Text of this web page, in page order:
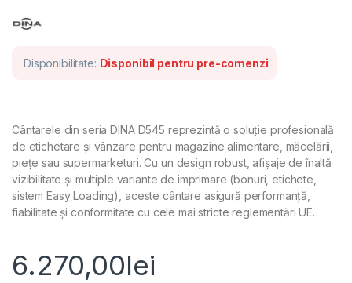
Disponibilitate: Disponibil pentru pre-comenzi
Cântarele din seria DINA D545 reprezintă o soluție profesională
de etichetare și vânzare pentru magazine alimentare, măcelării,
piețe sau supermarketuri. Cu un design robust, afișaje de înaltă
vizibilitate și multiple variante de imprimare (bonuri, etichete,
sistem Easy Loading), aceste cântare asigură performanță,
fiabilitate și conformitate cu cele mai stricte reglementări UE.
6.270,00lei